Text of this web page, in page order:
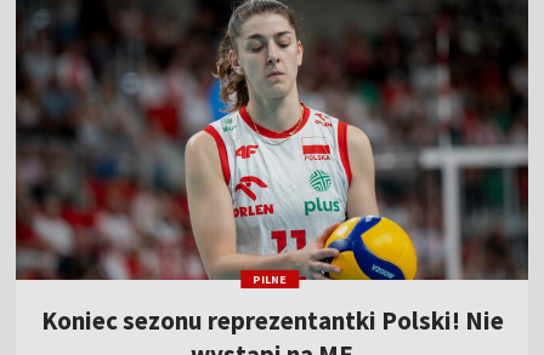
PILNE
Koniec sezonu reprezentantki Polski! Nie